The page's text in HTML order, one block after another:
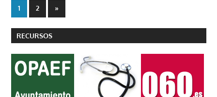
Paginación
de
entradas
1 2
Entradas
siguientes
»
RECURSOS